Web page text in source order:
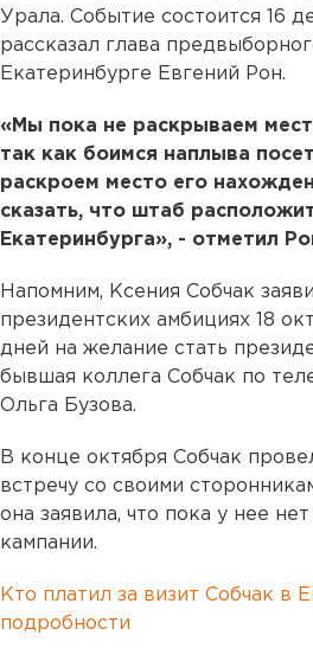
Урала. Событие состоится 16
рассказал глава
Екатеринбурге Евгений Рон.
«Мы пока не раскрываем
так как боимся наплыва
раскроем место его
сказать, что штаб
Екатеринбурга», - отметил
Напомним, Ксения Собчак
президентских амбициях 18
дней на желание стать
бывшая коллега Собчак по
Ольга Бузова.
В конце октября Собчак
встречу со своими
она заявила, что пока у нее
кампании.
Кто платил за визит Собчак в
подробности